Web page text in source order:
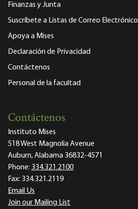
Finanzas y Junta
Suscríbete a Listas de Correo Electrónico
Apoya a Mises
Declaración de Privacidad
Contáctenos
Personal de la facultad
Contáctenos
Instituto Mises
518 West Magnolia Avenue
Auburn, Alabama 36832-4571
Phone: 334.321.2100
Fax: 334.321.2119
Email Us
Join our Mailing List